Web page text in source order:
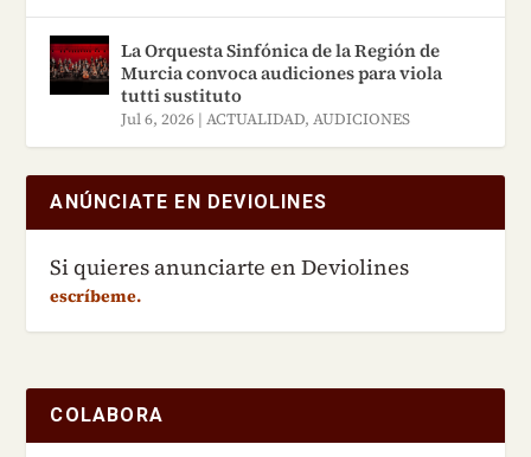
La Orquesta Sinfónica de la Región de
Murcia convoca audiciones para viola
tutti sustituto
Jul 6, 2026 |ACTUALIDAD,AUDICIONES
ANÚNCIATE EN DEVIOLINES
Si quieres anunciarte en Deviolines
escríbeme.
COLABORA